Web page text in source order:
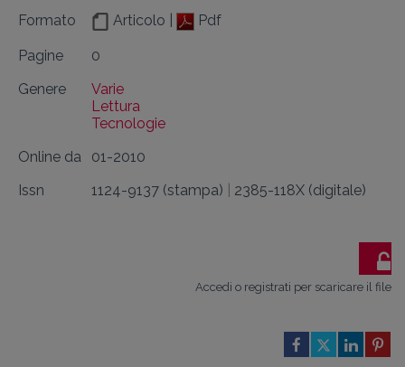
Formato
Articolo | Pdf
Pagine
0
Genere
Varie
Lettura
Tecnologie
Online da
01-2010
Issn
1124-9137 (stampa) 2385-118X (digitale)
Accedi o registrati per scaricare il file